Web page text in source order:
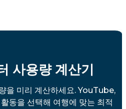
사용량 계산기
을 미리 계산하세요. YouTube,
동을 선택해 여행에 맞는 최적